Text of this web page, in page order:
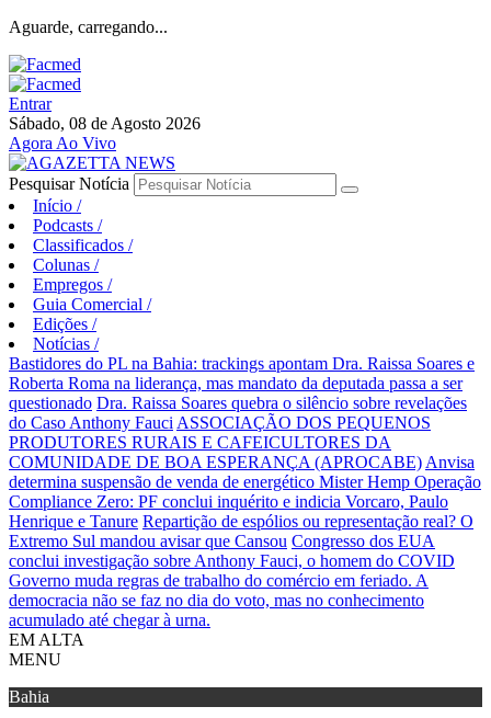
Aguarde, carregando...
Entrar
Sábado, 08 de Agosto 2026
Agora Ao Vivo
Pesquisar Notícia
Início /
Podcasts /
Classificados /
Colunas /
Empregos /
Guia Comercial /
Edições /
Notícias /
Bastidores do PL na Bahia: trackings apontam Dra. Raissa Soares e
Roberta Roma na liderança, mas mandato da deputada passa a ser
questionado Dra. Raissa Soares quebra o silêncio sobre revelações
do Caso Anthony Fauci ASSOCIAÇÃO DOS PEQUENOS
PRODUTORES RURAIS E CAFEICULTORES DA
COMUNIDADE DE BOA ESPERANÇA (APROCABE) Anvisa
determina suspensão de venda de energético Mister Hemp Operação
Compliance Zero: PF conclui inquérito e indicia Vorcaro, Paulo
Henrique e Tanure Repartição de espólios ou representação real? O
Extremo Sul mandou avisar que Cansou Congresso dos EUA
conclui investigação sobre Anthony Fauci, o homem do COVID
Governo muda regras de trabalho do comércio em feriado. A
democracia não se faz no dia do voto, mas no conhecimento
acumulado até chegar à urna.
EM ALTA
MENU
Bahia